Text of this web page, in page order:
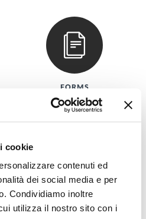
cookie
contenuti ed
dei social media e per
Condividiamo inoltre
utilizza il nostro sito con i
FORMS
PEOPLE